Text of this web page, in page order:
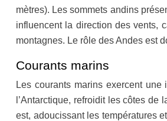
mètres). Les sommets andins
influencent la direction des vents,
montagnes. Le rôle des Andes est
Courants marins
Les courants marins exercent
l’Antarctique, refroidit les côtes
est, adoucissant les températures